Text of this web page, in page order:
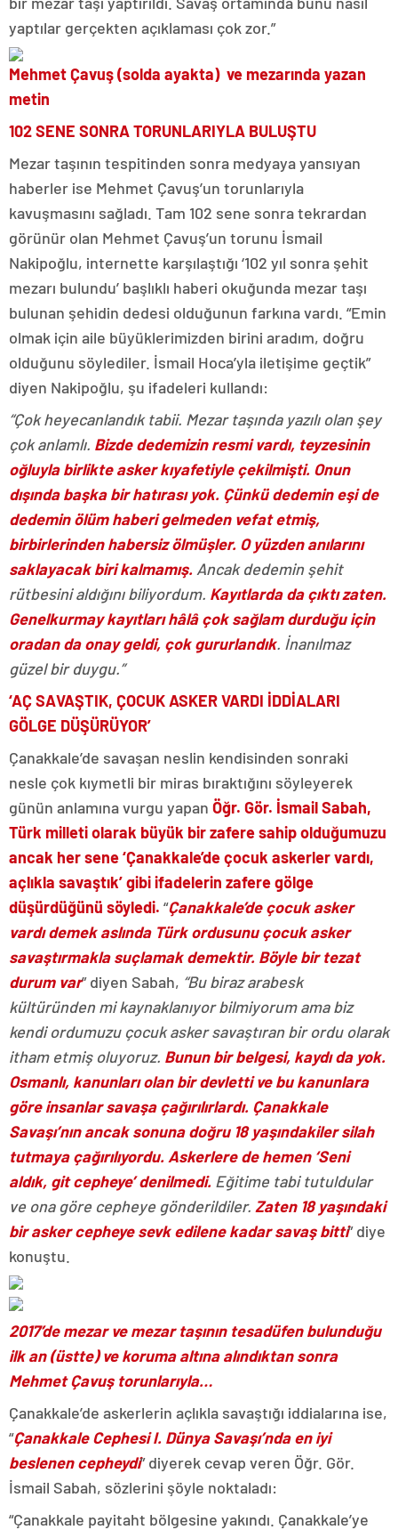
yaptılar gerçekten açıklaması çok zor.”
Mehmet Çavuş (solda ayakta) ve mezarında yazan
metin
102 SENE SONRA TORUNLARIYLA BULUŞTU
Mezar taşının tespitinden sonra medyaya yansıyan
haberler ise Mehmet Çavuş’un torunlarıyla
kavuşmasını sağladı. Tam 102 sene sonra tekrardan
görünür olan Mehmet Çavuş’un torunu İsmail
Nakipoğlu, internette karşılaştığı ‘102 yıl sonra şehit
mezarı bulundu’ başlıklı haberi okuğunda mezar taşı
bulunan şehidin dedesi olduğunun farkına vardı. “Emin
olmak için aile büyüklerimizden birini aradım, doğru
olduğunu söylediler. İsmail Hoca’yla iletişime geçtik”
diyen Nakipoğlu, şu ifadeleri kullandı:
“Çok heyecanlandık tabii. Mezar taşında yazılı olan şey
çok anlamlı. Bizde dedemizin resmi vardı, teyzesinin
oğluyla birlikte asker kıyafetiyle çekilmişti. Onun
dışında başka bir hatırası yok. Çünkü dedemin eşi de
dedemin ölüm haberi gelmeden vefat etmiş,
birbirlerinden habersiz ölmüşler. O yüzden anılarını
saklayacak biri kalmamış. Ancak dedemin şehit
rütbesini aldığını biliyordum. Kayıtlarda da çıktı zaten.
Genelkurmay kayıtları hâlâ çok sağlam durduğu için
oradan da onay geldi, çok gururlandık. İnanılmaz
güzel bir duygu.”
‘AÇ SAVAŞTIK, ÇOCUK ASKER VARDI İDDİALARI
GÖLGE DÜŞÜRÜYOR’
Çanakkale’de savaşan neslin kendisinden sonraki
nesle çok kıymetli bir miras bıraktığını söyleyerek
günün anlamına vurgu yapan Öğr. Gör. İsmail Sabah,
Türk milleti olarak büyük bir zafere sahip olduğumuzu
ancak her sene ‘Çanakkale’de çocuk askerler vardı,
açlıkla savaştık’ gibi ifadelerin zafere gölge
düşürdüğünü söyledi. “Çanakkale’de çocuk asker
vardı demek aslında Türk ordusunu çocuk asker
savaştırmakla suçlamak demektir. Böyle bir tezat
durum var” diyen Sabah, “Bu biraz arabesk
kültüründen mi kaynaklanıyor bilmiyorum ama biz
kendi ordumuzu çocuk asker savaştıran bir ordu olarak
itham etmiş oluyoruz. Bunun bir belgesi, kaydı da yok.
Osmanlı, kanunları olan bir devletti ve bu kanunlara
göre insanlar savaşa çağırılırlardı. Çanakkale
Savaşı’nın ancak sonuna doğru 18 yaşındakiler silah
tutmaya çağırılıyordu. Askerlere de hemen ‘Seni
aldık, git cepheye’ denilmedi. Eğitime tabi tutuldular
ve ona göre cepheye gönderildiler. Zaten 18 yaşındaki
bir asker cepheye sevk edilene kadar savaş bitti” diye
konuştu.
2017’de mezar ve mezar taşının tesadüfen bulunduğu
ilk an (üstte) ve koruma altına alındıktan sonra
Mehmet Çavuş torunlarıyla…
Çanakkale’de askerlerin açlıkla savaştığı iddialarına ise,
“Çanakkale Cephesi I. Dünya Savaşı’nda en iyi
beslenen cepheydi” diyerek cevap veren Öğr. Gör.
İsmail Sabah, sözlerini şöyle noktaladı:
“Çanakkale payitaht bölgesine yakındı. Çanakkale’ye